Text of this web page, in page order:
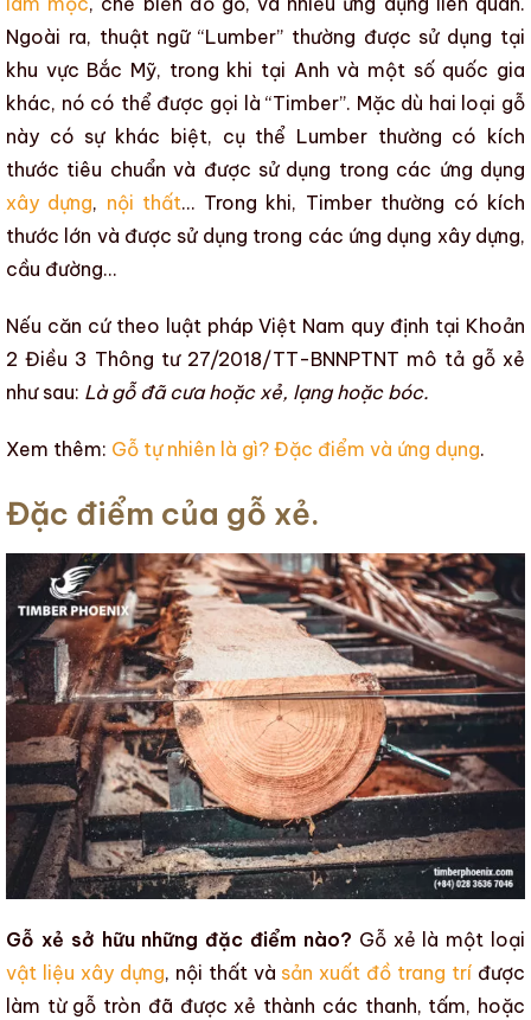
Ngoài ra, thuật ngữ “Lumber” thường được sử dụng tại
khu vực Bắc Mỹ, trong khi tại Anh và một số quốc gia
khác, nó có thể được gọi là “Timber”. Mặc dù hai loại gỗ
này có sự khác biệt, cụ thể Lumber thường có kích
thước tiêu chuẩn và được sử dụng trong các ứng dụng
xây dựng, nội thất… Trong khi, Timber thường có kích
thước lớn và được sử dụng trong các ứng dụng xây dựng,
cầu đường…
Nếu căn cứ theo luật pháp Việt Nam quy định tại Khoản
2 Điều 3 Thông tư 27/2018/TT-BNNPTNT mô tả gỗ xẻ
như sau: Là gỗ đã cưa hoặc xẻ, lạng hoặc bóc.
Xem thêm: Gỗ tự nhiên là gì? Đặc điểm và ứng dụng.
Đặc điểm của gỗ xẻ.
Gỗ xẻ sở hữu những đặc điểm nào? Gỗ xẻ là một loại
vật liệu xây dựng, nội thất và sản xuất đồ trang trí được
làm từ gỗ tròn đã được xẻ thành các thanh, tấm, hoặc